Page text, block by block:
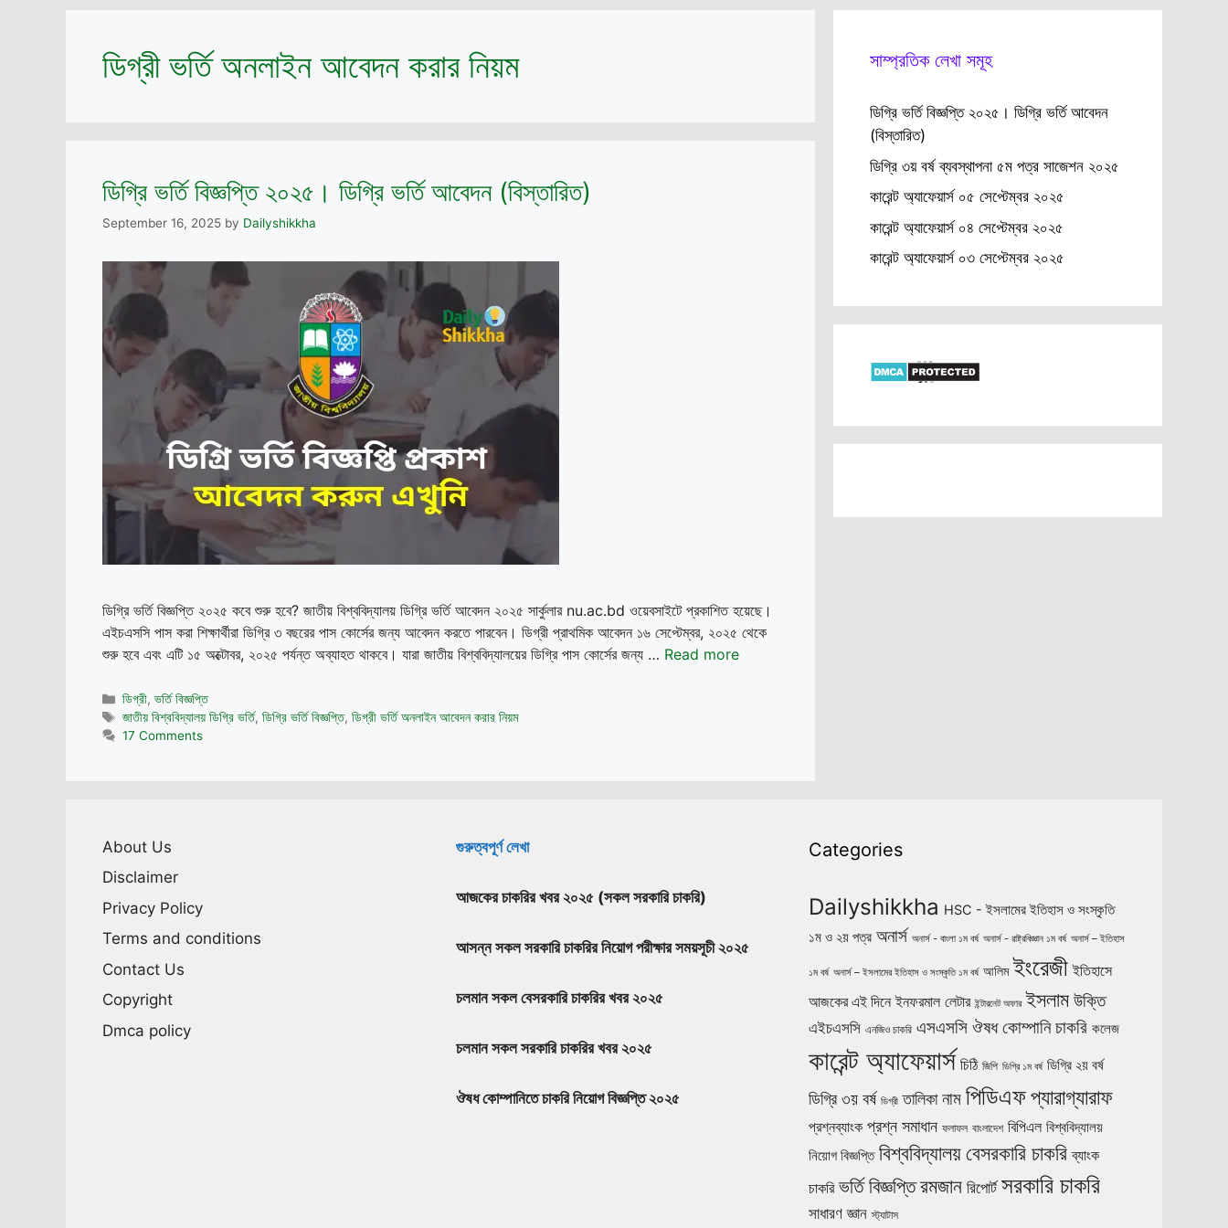
ডিগ্রী ভর্তি অনলাইন আবেদন করার নিয়ম
ডিগ্রি ভর্তি বিজ্ঞপ্তি ২০২৫। ডিগ্রি ভর্তি আবেদন (বিস্তারিত)
September 16, 2025 by Dailyshikkha
ডিগ্রি ভর্তি বিজ্ঞপ্তি ২০২৫ কবে শুরু হবে? জাতীয় বিশ্ববিদ্যালয় ডিগ্রি ভর্তি আবেদন ২০২৫ সার্কুলার nu.ac.bd ওয়েবসাইটে প্রকাশিত হয়েছে।
এইচএসসি পাস করা শিক্ষার্থীরা ডিগ্রি ৩ বছরের পাস কোর্সের জন্য আবেদন করতে পারবেন। ডিগ্রী প্রাথমিক আবেদন ১৬ সেপ্টেম্বর, ২০২৫ থেকে
শুরু হবে এবং এটি ১৫ অক্টোবর, ২০২৫ পর্যন্ত অব্যাহত থাকবে। যারা জাতীয় বিশ্ববিদ্যালয়ের ডিগ্রি পাস কোর্সের জন্য … Read more
Categories
ডিগ্রী, ভর্তি বিজ্ঞপ্তি
Tags
জাতীয় বিশ্ববিদ্যালয় ডিগ্রি ভর্তি, ডিগ্রি ভর্তি বিজ্ঞপ্তি, ডিগ্রী ভর্তি অনলাইন আবেদন করার নিয়ম
17 Comments
সাম্প্রতিক লেখা সমূহ
ডিগ্রি ভর্তি বিজ্ঞপ্তি ২০২৫। ডিগ্রি ভর্তি আবেদন
(বিস্তারিত)
ডিগ্রি ৩য় বর্ষ ব্যবস্থাপনা ৫ম পত্র সাজেশন ২০২৫
কারেন্ট অ্যাফেয়ার্স ০৫ সেপ্টেম্বর ২০২৫
কারেন্ট অ্যাফেয়ার্স ০৪ সেপ্টেম্বর ২০২৫
কারেন্ট অ্যাফেয়ার্স ০৩ সেপ্টেম্বর ২০২৫
About Us
Disclaimer
Privacy Policy
Terms and conditions
Contact Us
Copyright
Dmca policy
গুরুত্বপূর্ণ লেখা
আজকের চাকরির খবর ২০২৫ (সকল সরকারি চাকরি)
আসন্ন সকল সরকারি চাকরির নিয়োগ পরীক্ষার সময়সূচী ২০২৫
চলমান সকল বেসরকারি চাকরির খবর ২০২৫
চলমান সকল সরকারি চাকরির খবর ২০২৫
ঔষধ কোম্পানিতে চাকরি নিয়োগ বিজ্ঞপ্তি ২০২৫
Categories
Dailyshikkha HSC - ইসলামের ইতিহাস ও সংস্কৃতি
১ম ও ২য় পত্র অনার্স অনার্স - বাংলা ১ম বর্ষ অনার্স - রাষ্ট্রবিজ্ঞান ১ম বর্ষ অনার্স – ইতিহাস
১ম বর্ষ অনার্স – ইসলামের ইতিহাস ও সংস্কৃতি ১ম বর্ষ আলিম ইংরেজী ইতিহাসে
আজকের এই দিনে ইনফরমাল লেটার ইন্টারনেট অফার ইসলাম উক্তি
এইচএসসি এনজিও চাকরি এসএসসি ঔষধ কোম্পানি চাকরি কলেজ
কারেন্ট অ্যাফেয়ার্স চিঠি জিপি ডিগ্রি ১ম বর্ষ ডিগ্রি ২য় বর্ষ
ডিগ্রি ৩য় বর্ষ ডিগ্রী তালিকা নাম পিডিএফপ্যারাগ্যারাফ
প্রশ্নব্যাংক প্রশ্ন সমাধান ফলাফল বাংলাদেশ বিপিএল বিশ্ববিদ্যালয়
নিয়োগ বিজ্ঞপ্তি বিশ্ববিদ্যালয় বেসরকারি চাকরি ব্যাংক
চাকরি ভর্তি বিজ্ঞপ্তিরমজান রিপোর্ট সরকারি চাকরি
সাধারণ জ্ঞান স্ট্যাটাস